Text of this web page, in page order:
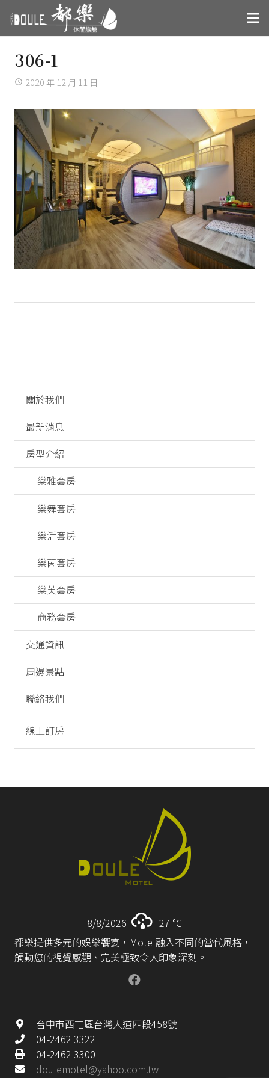
306-1
access_time 2020 年 12 月 11 日
關於我們
最新消息
房型介紹
樂雅套房
樂舞套房
樂活套房
樂茵套房
樂芙套房
商務套房
交通資訊
周邊景點
聯絡我們
線上訂房
8/8/2026 27 °C
都樂提供多元的娛樂饗宴，Motel融入不同的當代風格，
觸動您的視覺感觀、完美極致令人印象深刻。
台中市西屯區台灣大道四段458號
04-2462 3322
04-2462 3300
doulemotel@yahoo.com.tw